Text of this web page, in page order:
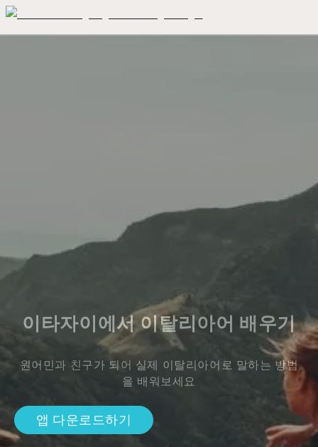
이타자이에서 이탈리아어 배우기
원어민과 친구가 되어 실제 이탈리아어로 말하는 방법
을 배워보세요
앱 다운로드하기